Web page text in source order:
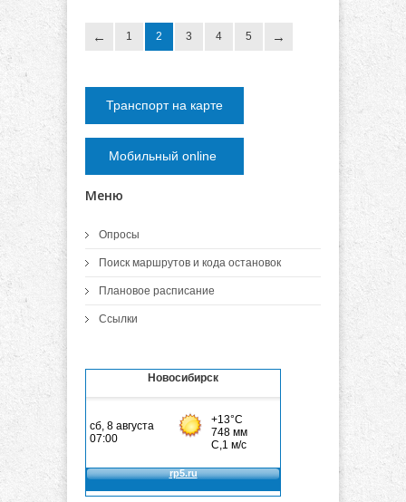
1 2 3 4 5
Транспорт на карте
Мобильный online
Меню
Опросы
Поиск маршрутов и кода остановок
Плановое расписание
Ссылки
Новосибирск